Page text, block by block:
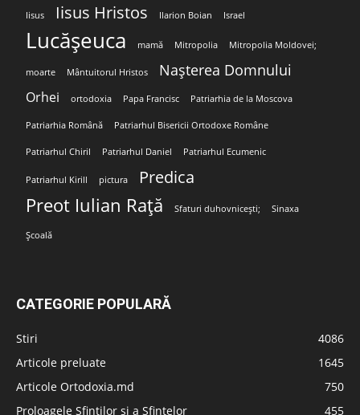
Iisus Iisus Hristos Ilarion Boian Israel
Lucășeuca mamă Mitropolia Mitropolia Moldovei;
moarte Mântuitorul Hristos Nașterea Domnului
Orhei ortodoxia Papa Francisc Patriarhia de la Moscova
Patriarhia Română Patriarhul Bisericii Ortodoxe Române
Patriarhul Chiril Patriarhul Daniel Patriarhul Ecumenic
Patriarhul Kirill pictura Predica
Preot Iulian Rață Sfaturi duhovnicești; Sinaxa
Școală
CATEGORIE POPULARĂ
Stiri
4086
Articole preluate
1645
Articole Ortodoxia.md
750
Proloagele Sfinților și a Sfintelor
455